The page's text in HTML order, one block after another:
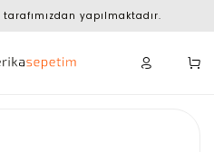
tarafımızdan yapılmaktadır.